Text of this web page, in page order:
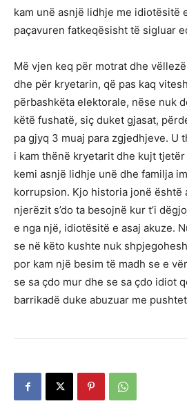
kam unë asnjë lidhje me idiotësitë
paçavuren fatkeqësisht të sigluar
Më vjen keq për motrat dhe
dhe për kryetarin, që pas kaq
përbashkëta elektorale, nëse nuk
këtë fushatë, siç duket gjasat,
pa gjyq 3 muaj para zgjedhjeve. U
i kam thënë kryetarit dhe kujt
kemi asnjë lidhje unë dhe familja
korrupsion. Kjo historia jonë është
njerëzit s’do ta besojnë kur t’i
e nga një, idiotësitë e asaj akuze.
se në këto kushte nuk
por kam një besim të madh se e
se sa çdo mur dhe se sa çdo idiot
barrikadë duke abuzuar me